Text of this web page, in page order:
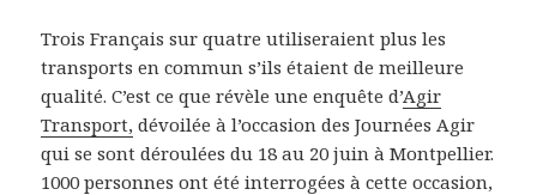
Trois Français sur quatre utiliseraient plus les
transports en commun s’ils étaient de meilleure
qualité. C’est ce que révèle une enquête d’Agir
Transport, dévoilée à l’occasion des Journées Agir
qui se sont déroulées du 18 au 20 juin à Montpellier.
1000 personnes ont été interrogées à cette occasion,